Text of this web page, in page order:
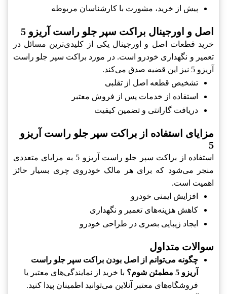
پیش از خرید، مشورت با کارشناسان مربوطه
اصل و اورجینال براکت سپر جلو راست آریزو 5
خرید قطعات اصل و اورجینال یکی از کلیدی‌ترین مسائل در
تعمیر و نگهداری خودرو است. در مورد براکت سپر جلو راست
آریزو 5 نیز این قضیه صدق می‌کند.
تشخیص قطعه اصل از تقلبی
استفاده از خدمات پس از فروش معتبر
دریافت گارانتی و تضمین کیفیت
مزایای استفاده از براکت سپر جلو راست آریزو
5
استفاده از براکت سپر جلو راست آریزو 5 به مزایای متعددی
منجر می‌شود که برای هر مالک خودروی چری بسیار حائز
اهمیت است.
افزایش ایمنی خودرو
کاهش هزینه‌های تعمیر و نگهداری
ایجاد زیبایی بصری در طراحی خودرو
سوالات متداول
چگونه می‌توانم از اصل بودن براکت سپر جلو راست
آریزو 5 مطمئن شوم؟
با خرید از نمایندگی‌های معتبر یا
فروشگاه‌های معتبر آنلاین می‌توانید اطمینان پیدا کنید.